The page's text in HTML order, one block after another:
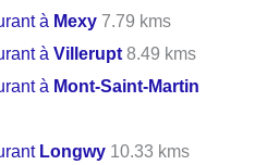
à Mexy 7.79 kms
àVillerupt 8.49 kms
à Mont-Saint-Martin
Longwy 10.33 kms